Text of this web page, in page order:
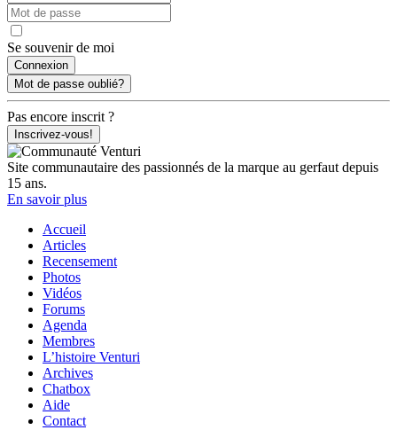
Se souvenir de moi
Mot de passe oublié?
Pas encore inscrit ?
Inscrivez-vous!
Site communautaire des passionnés de la marque au gerfaut depuis
15 ans.
En savoir plus
Accueil
Articles
Recensement
Photos
Vidéos
Forums
Agenda
Membres
L’histoire Venturi
Archives
Chatbox
Aide
Contact